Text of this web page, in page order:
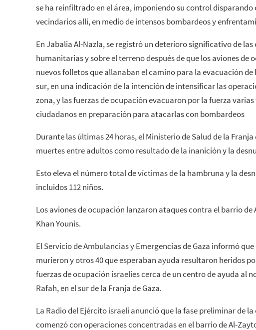
se ha reinfiltrado en el área, imponiendo su control
vecindarios allí, en medio de intensos bombardeos y
En Jabalia Al-Nazla, se registró un deterioro significativo de
humanitarias y sobre el terreno después de que los aviones de
nuevos folletos que allanaban el camino para la evacuación de
sur, en una indicación de la intención de intensificar las
zona, y las fuerzas de ocupación evacuaron por la fuerza
ciudadanos en preparación para atacarlas con bombardeos
Durante las últimas 24 horas, el Ministerio de Salud de la Franja
muertes entre adultos como resultado de la inanición y la
Esto eleva el número total de víctimas de la hambruna y la
incluidos 112 niños.
Los aviones de ocupación lanzaron ataques contra el barrio de
Khan Younis.
El Servicio de Ambulancias y Emergencias de Gaza informó
murieron y otros 40 que esperaban ayuda resultaron heridos
fuerzas de ocupación israelíes cerca de un centro de ayuda al
Rafah, en el sur de la Franja de Gaza.
La Radio del Ejército israelí anunció que la fase preliminar de la
comenzó con operaciones concentradas en el barrio de Al-